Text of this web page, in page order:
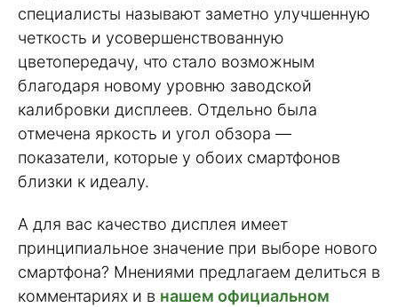
специалисты называют заметно улучшенную
четкость и усовершенствованную
цветопередачу, что стало возможным
благодаря новому уровню заводской
калибровки дисплеев. Отдельно была
отмечена яркость и угол обзора —
показатели, которые у обоих смартфонов
близки к идеалу.
А для вас качество дисплея имеет
принципиальное значение при выборе нового
смартфона? Мнениями предлагаем делиться в
комментариях и в нашем официальном